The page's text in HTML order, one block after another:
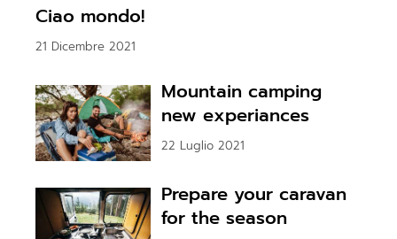
Ciao mondo!
21 Dicembre 2021
Mountain camping
new experiances
22 Luglio 2021
Prepare your caravan
for the season